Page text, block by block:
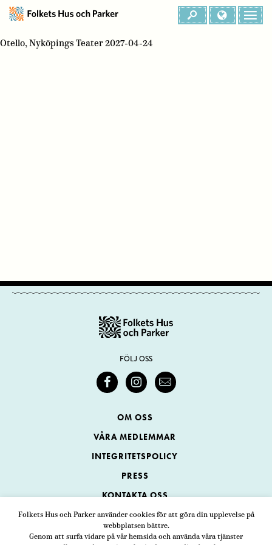
Folkets Hus och Parker använder cookies för att göra din upplevelse på
webbplatsen bättre.
Genom att surfa vidare på vår hemsida och använda våra tjänster
Otello, Nyköpings Teater 2027-04-24
FÖLJ OSS
OM OSS
VÅRA MEDLEMMAR
INTEGRITETSPOLICY
PRESS
KONTAKTA OSS
Folkets Hus och Parker